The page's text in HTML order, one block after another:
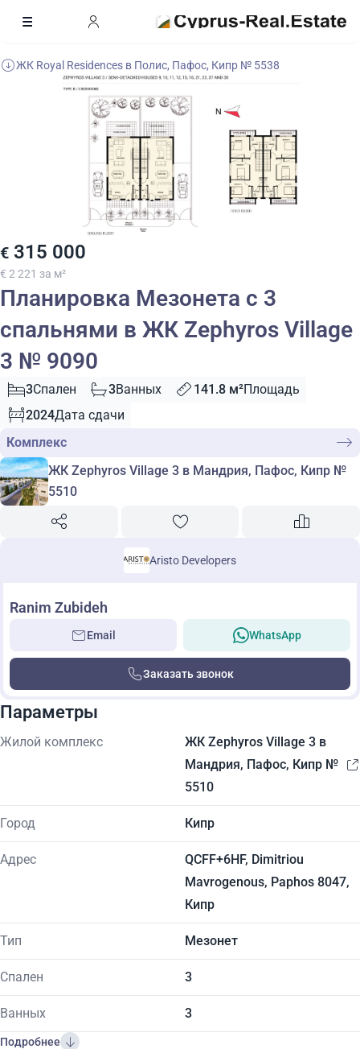
ЖК Royal Residences в Полис, Пафос, Кипр № 5538
€ 315 000
€ 2 221 за м²
Планировка Мезонета с 3
спальнями в ЖК Zephyros Village
3 № 9090
3Спален 3Ванных 141.8 м²Площадь
2024Дата сдачи
Комплекс
ЖК Zephyros Village 3 в Мандрия, Пафос, Кипр №
5510
Aristo Developers
Ranim Zubideh
Email WhatsApp
Заказать звонок
Параметры
Жилой комплекс
ЖК Zephyros Village 3 в
Мандрия, Пафос, Кипр №
5510
Город Кипр
Адрес
QCFF+6HF, Dimitriou
Mavrogenous, Paphos 8047,
Кипр
Тип Мезонет
Спален 3
Ванных 3
Подробнее